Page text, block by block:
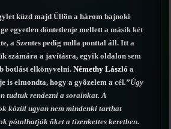
küzd majd Üllõn a három bajnoki
egyetlen döntetlenje mellett a másik két
a Szentes pedig nulla ponttal áll. Itt a
számára a javításra, egyik oldalon sem
botlást elkönyvelni. Némethy László a
is elmondta, hogy a gyõzelem a cél.”Úgy
tudtuk rendezni a sorainkat. A
közül ugyan nem mindenki tarthat
pótolhatják õket a tizenkettes keretben.